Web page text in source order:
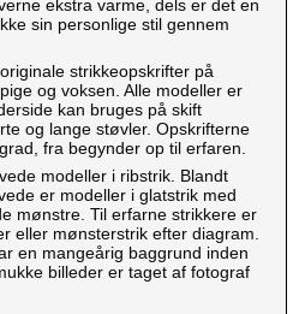
ekstra varme, dels er det en
sin personlige stil gennem
strikkeopskrifter på
og voksen. Alle modeller er
kan bruges på skift
og lange støvler. Opskrifterne
fra begynder op til erfaren.
modeller i ribstrik. Blandt
er modeller i glatstrik med
mønstre. Til erfarne strikkere er
eller mønsterstrik efter diagram.
en mangeårig baggrund inden
billeder er taget af fotograf